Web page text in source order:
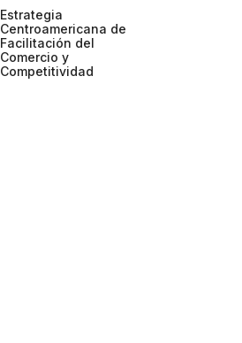
Estrategia
Centroamericana de
Facilitación del
Comercio y
Competitividad